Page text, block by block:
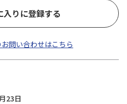
入りに登録する
問い合わせはこちら
23日